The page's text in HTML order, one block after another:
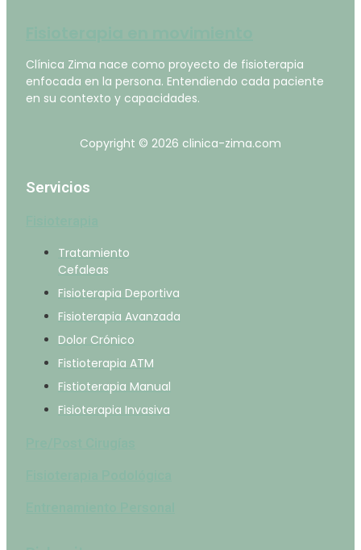
Clínica Zima nace como proyecto de fisioterapia
enfocada en la persona. Entendiendo cada paciente
en su contexto y capacidades.
Copyright © 2026 clinica-zima.com
Servicios
Tratamiento
Cefaleas
Fisioterapia Deportiva
Fisioterapia Avanzada
Dolor Crónico
Fistioterapia ATM
Fistioterapia Manual
Fisioterapia Invasiva